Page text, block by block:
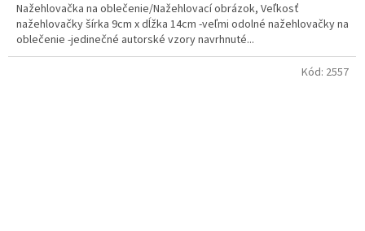
Nažehlovačka na oblečenie/Nažehlovací obrázok, Veľkosť
nažehlovačky šírka 9cm x dĺžka 14cm -veľmi odolné nažehlovačky na
oblečenie -jedinečné autorské vzory navrhnuté...
Kód: 2557